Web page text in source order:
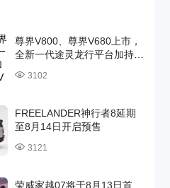
尊界V800、尊界V680上市，
全新一代途灵龙行平台加持重
3102
FREELANDER神行者8延期
至8月14日开启预售
3121
荣威家越07将于8月13日首